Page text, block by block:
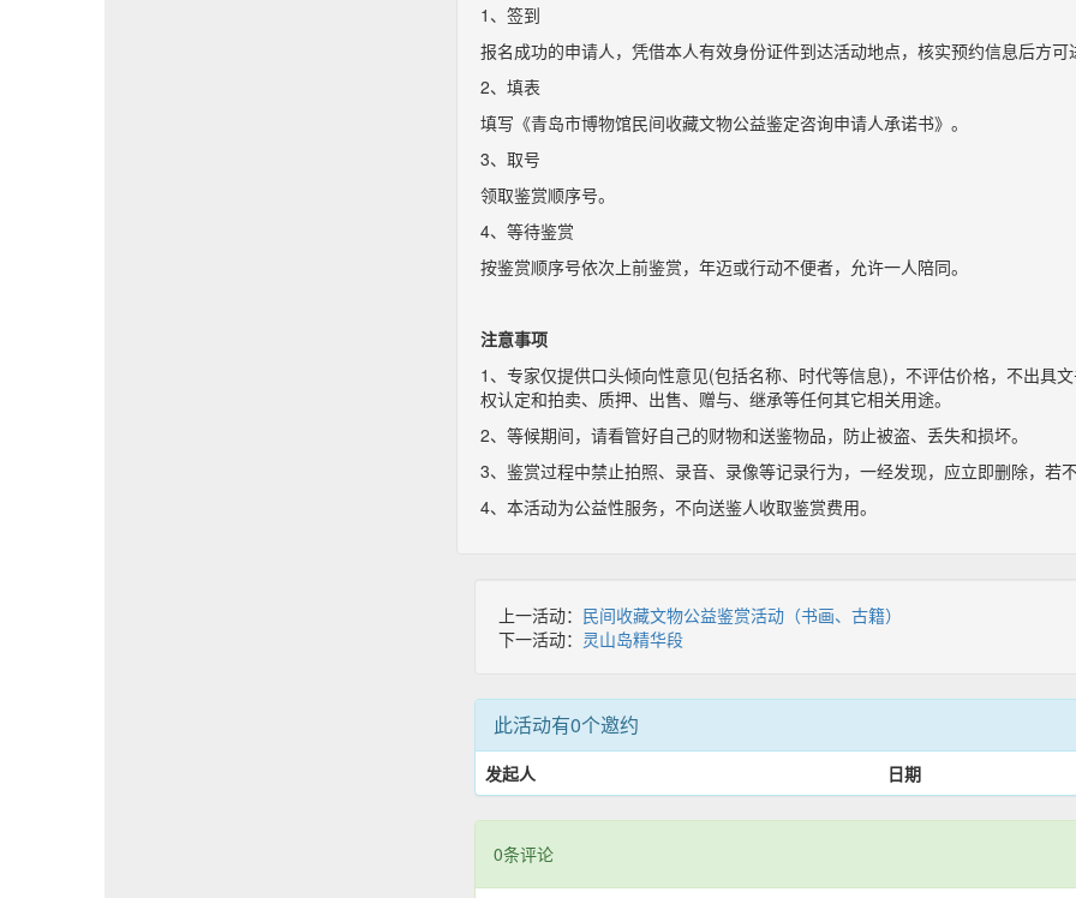
1、签到
报名成功的申请人，凭借本人有效身份证件到达活动地点，核实预约信息后方可
2、填表
填写《青岛市博物馆民间收藏文物公益鉴定咨询申请人承诺书》。
3、取号
领取鉴赏顺序号。
4、等待鉴赏
按鉴赏顺序号依次上前鉴赏，年迈或行动不便者，允许一人陪同。
注意事项
1、专家仅提供口头倾向性意见(包括名称、时代等信息)，不评估价格，不出具
权认定和拍卖、质押、出售、赠与、继承等任何其它相关用途。
2、等候期间，请看管好自己的财物和送鉴物品，防止被盗、丢失和损坏。
3、鉴赏过程中禁止拍照、录音、录像等记录行为，一经发现，应立即删除，若
4、本活动为公益性服务，不向送鉴人收取鉴赏费用。
上一活动： 民间收藏文物公益鉴赏活动（书画、古籍）
下一活动： 灵山岛精华段
此活动有0个邀约
发起人 日期
0条评论